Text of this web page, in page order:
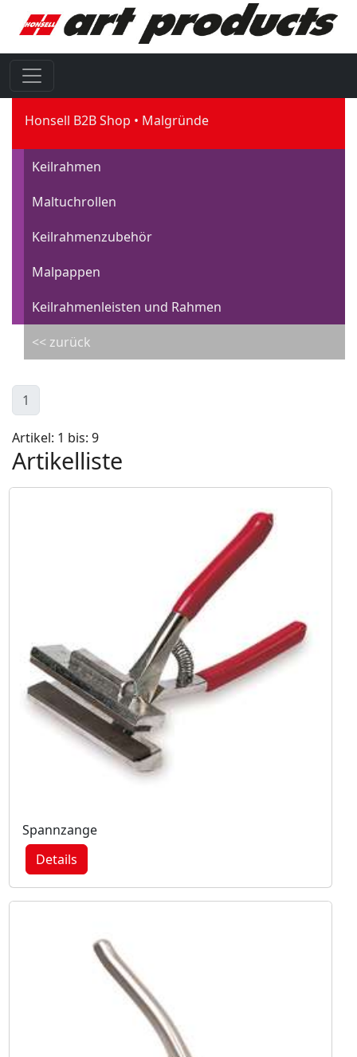
Honsell B2B Shop Malgründe
Keilrahmen
Maltuchrollen
Keilrahmenzubehör
Malpappen
Keilrahmenleisten und Rahmen
<< zurück
1
Artikel: 1 bis: 9
Artikelliste
Spannzange
Details